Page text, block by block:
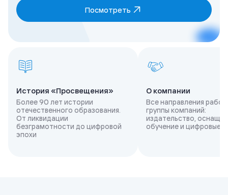
Посмотреть
История «Просвещения»
Более 90 лет истории
отечественного образования.
От ликвидации
безграмотности до цифровой
эпохи
О компании
Все направления
группы компаний:
издательство,
обучение и цифровые